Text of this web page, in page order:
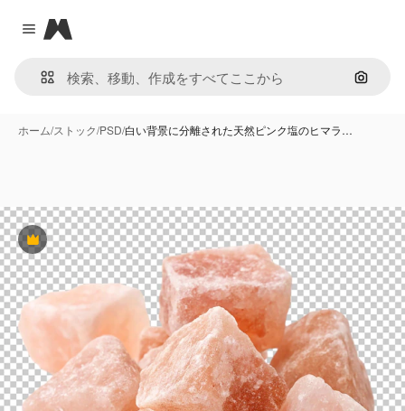
Close menu
Magnific
画像で
ホーム/ストック/PSD/白い背景に分離された天然ピンク塩のヒマラ…
Premium